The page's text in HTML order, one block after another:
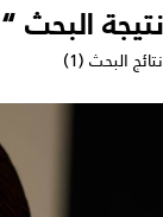
نتيجة البحث “
نتائج البحث (1)